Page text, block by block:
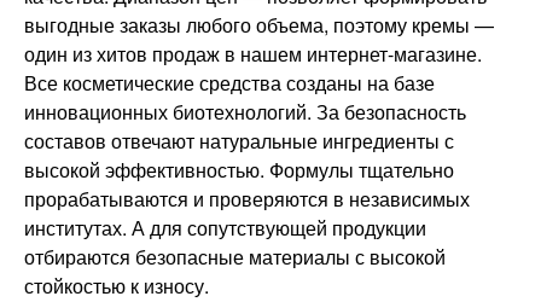
выгодные заказы любого объема, поэтому кремы —
один из хитов продаж в нашем интернет-магазине.
Все косметические средства созданы на базе
инновационных биотехнологий. За безопасность
составов отвечают натуральные ингредиенты с
высокой эффективностью. Формулы тщательно
прорабатываются и проверяются в независимых
институтах. А для сопутствующей продукции
отбираются безопасные материалы с высокой
стойкостью к износу.